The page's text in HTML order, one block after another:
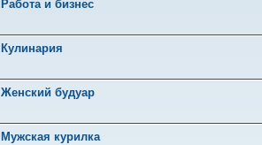
Работа и бизнес
Кулинария
Женский будуар
Мужская курилка